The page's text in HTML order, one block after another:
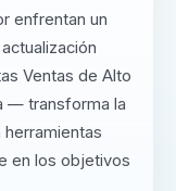
enfrentan un
Ventas de Alto
— transforma la
en los objetivos